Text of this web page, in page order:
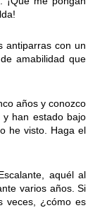
antiparras con un
amabilidad que
años y conozco
han estado bajo
he visto. Haga el
aquél al
varios años. Si
veces, ¿cómo es